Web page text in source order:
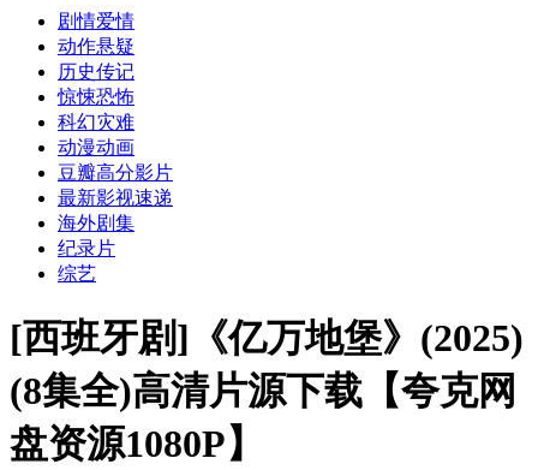
剧情爱情
动作悬疑
历史传记
惊悚恐怖
科幻灾难
动漫动画
豆瓣高分影片
最新影视速递
海外剧集
纪录片
综艺
[西班牙剧]《亿万地堡》(2025)
(8集全)高清片源下载【夸克网
盘资源1080P】